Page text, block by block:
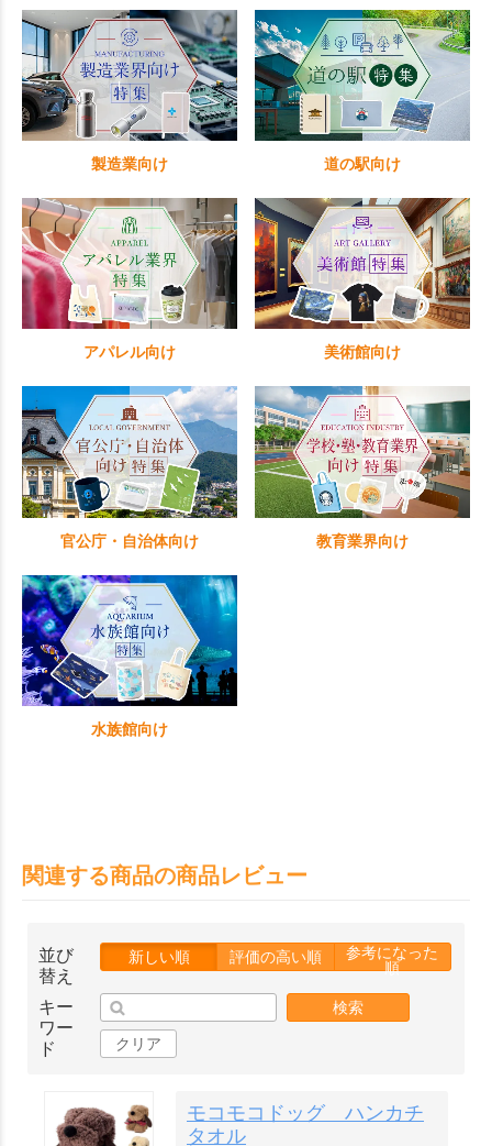
製造業向け 道の駅向け
アパレル向け 美術館向け
官公庁・自治体向け 教育業界向け
水族館向け
関連する商品の商品レビュー
並び
替え
新しい順 評価の高い順
参考になった
順
キー
ワー
ド
検索
クリア
モコモコドッグ ハンカチ
タオル